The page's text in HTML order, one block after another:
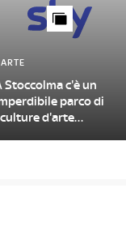
ARTE
Stoccolma c'è un
parco di
d'arte